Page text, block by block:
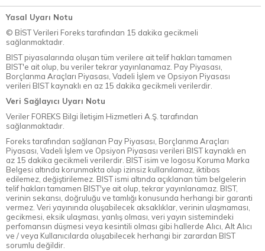
Yasal Uyarı Notu
© BİST Verileri Foreks tarafından 15 dakika gecikmeli
sağlanmaktadır.
BIST piyasalarında oluşan tüm verilere ait telif hakları tamamen
BIST'e ait olup, bu veriler tekrar yayınlanamaz. Pay Piyasası,
Borçlanma Araçları Piyasası, Vadeli İşlem ve Opsiyon Piyasası
verileri BIST kaynaklı en az 15 dakika gecikmeli verilerdir.
Veri Sağlayıcı Uyarı Notu
Veriler FOREKS Bilgi İletişim Hizmetleri A.Ş. tarafından
sağlanmaktadır.
Foreks tarafından sağlanan Pay Piyasası, Borçlanma Araçları
Piyasası, Vadeli İşlem ve Opsiyon Piyasası verileri BIST kaynaklı en
az 15 dakika gecikmeli verilerdir. BIST isim ve logosu Koruma Marka
Belgesi altında korunmakta olup izinsiz kullanılamaz, iktibas
edilemez, değiştirilemez. BIST ismi altında açıklanan tüm belgelerin
telif hakları tamamen BIST'ye ait olup, tekrar yayınlanamaz. BIST,
verinin sekansı, doğruluğu ve tamlığı konusunda herhangi bir garanti
vermez. Veri yayınında oluşabilecek aksaklıklar, verinin ulaşmaması,
gecikmesi, eksik ulaşması, yanlış olması, veri yayın sistemindeki
perfomansın düşmesi veya kesintili olması gibi hallerde Alıcı, Alt Alıcı
ve / veya Kullanıcılarda oluşabilecek herhangi bir zarardan BIST
sorumlu değildir.